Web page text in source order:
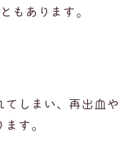
もあります。
てしまい、再出血や
す。